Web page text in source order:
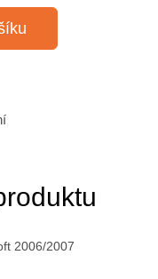
2006/2007